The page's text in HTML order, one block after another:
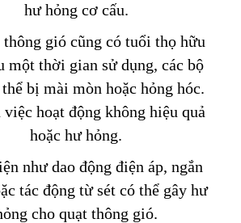
hư hỏng cơ cấu.
thông gió cũng có tuổi thọ hữu
một thời gian sử dụng, các bộ
bị mài mòn hoặc hỏng hóc.
việc hoạt động không hiệu quả
hoặc hư hỏng.
như dao động điện áp, ngắn
tác động từ sét có thể gây hư
cho quạt thông gió.